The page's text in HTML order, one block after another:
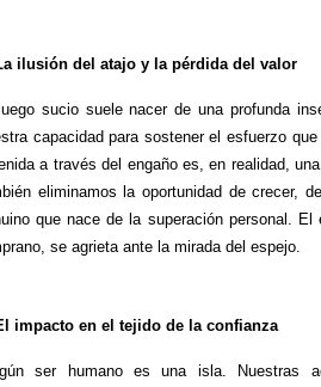
ilusión del atajo y la pérdida del valor
sucio suele nacer de una profunda
capacidad para sostener el esfuerzo
a través del engaño es, en realidad,
eliminamos la oportunidad de crecer,
que nace de la superación personal.
se agrieta ante la mirada del espejo.
impacto en el tejido de la confianza
ser humano es una isla. Nuestras